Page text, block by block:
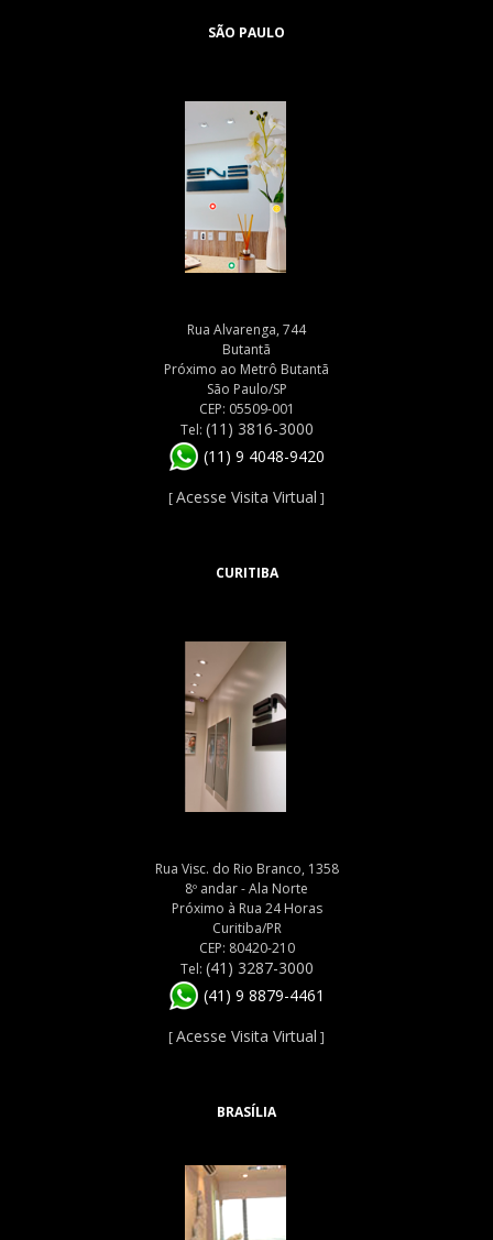
SÃO PAULO
Rua Alvarenga, 744
Butantã
Próximo ao Metrô Butantã
São Paulo/SP
CEP: 05509-001
Tel: (11) 3816-3000
(11) 9 4048-9420
[Acesse Visita Virtual ]
CURITIBA
Rua Visc. do Rio Branco, 1358
8º andar - Ala Norte
Próximo à Rua 24 Horas
Curitiba/PR
CEP: 80420-210
Tel: (41) 3287-3000
(41) 9 8879-4461
[Acesse Visita Virtual ]
BRASÍLIA